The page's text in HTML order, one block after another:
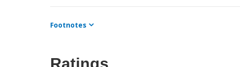
Footnotes